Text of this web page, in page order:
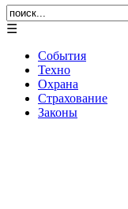
☰
События
Техно
Охрана
Страхование
Законы